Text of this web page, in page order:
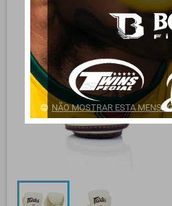
NÃO MOSTRAR ESTA